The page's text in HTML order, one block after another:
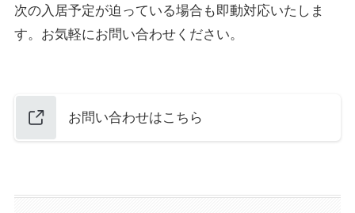
次の入居予定が迫っている場合も即動対応いたしま
す。お気軽にお問い合わせください。
お問い合わせはこちら